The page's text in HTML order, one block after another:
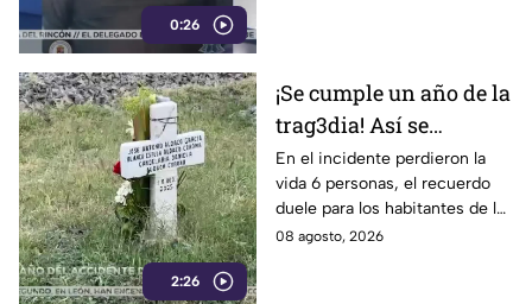
0:26
2:26
¡Se cumple un año de la
trag3dia! Así se
recuerda el fuerte
accidente de un tren en
Irapuato
En el incidente perdieron la
vida 6 personas, el recuerdo
duele para los habitantes de la
localidad.
08 agosto, 2026